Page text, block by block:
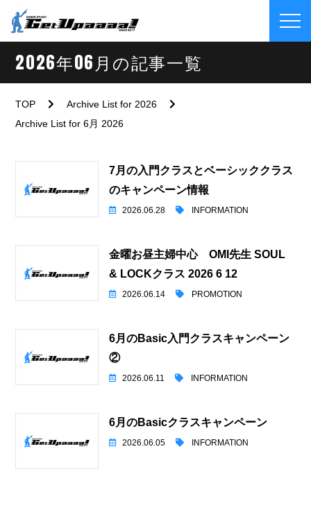
2026年06月の記事一覧
TOP
Archive List for 2026
Archive List for 6月 2026
7月の入門クラスとベーシッククラス
のキャンペーン情報
2026.06.28 INFORMATION
金曜お昼主婦中心 OMI先生 SOUL
& LOCKクラス 2026 6 12
2026.06.14 PROMOTION
6月のBasic入門クラスキャンペーン
②
2026.06.11 INFORMATION
6月のBasicクラスキャンペーン
2026.06.05 INFORMATION